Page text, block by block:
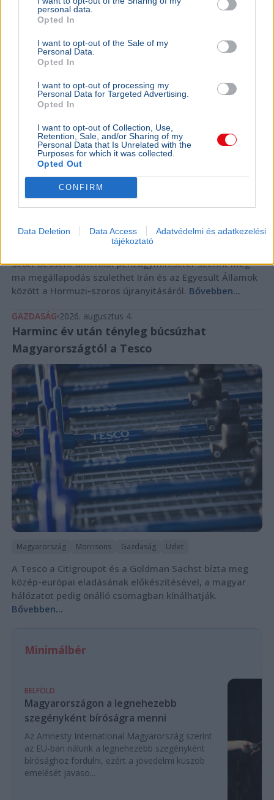
personal data.
Opted In
I want to opt-out of the Sale of my
Personal Data.
Opted In
I want to opt-out of processing my
Personal Data for Targeted Advertising.
Opted In
I want to opt-out of Collection, Use,
Retention, Sale, and/or Sharing of my
Personal Data that Is Unrelated with the
Purposes for which it was collected.
Opted Out
CONFIRM
Data Deletion Data Access
Adatvédelmi és adatkezelési
tájékoztató
Amerika bejelentette: közel a Hormuzi-
szoros megnyitása
Kőolaj Gazdaság
Scott Bessent amerikai pénzügyminiszter szerint még
ma megállapodás születhet Irán és az Egyesült Államok
között a Hormuzi-szoros újranyitásáról. Bővebben...
GAZDASÁG 2026. augusztus 4.
Harminc év után tényleg búcsúzhat
Magyarországtól a Tesco
Magyarország Morrisons Gazdaság Üzlet
A Tesco a Citigroupot és a Goldman Sachst bízta meg
közép-európai eladásának előkészítésével, a magyar
hálózatot pedig önálló csomagban kínálhatják.
Bővebben...
Minimálbér
BELFÖLD
Magyarországon a legnehezebb
szegényként bíróságra menni
Az Amnesty International Magyarország szerint
az EU-ban nálunk a legnehezebb szegényként
bírósághoz fordulni, ezért a jövedelmi küszöb
emelését javaso...